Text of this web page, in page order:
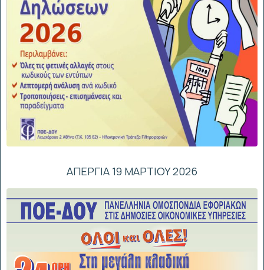
ΑΠΕΡΓΙΑ 19 ΜΑΡΤΙΟΥ 2026